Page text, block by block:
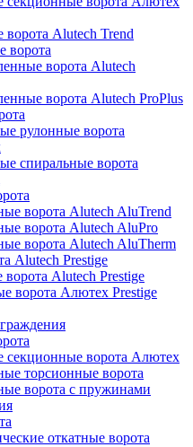
Alutech Trend
ворота
ворота Alutech
ворота Alutech ProPlus
рулонные ворота
спиральные ворота
ворота Alutech AluTrend
ворота Alutech AluPro
ворота Alutech AluTherm
Alutech Prestige
Alutech Prestige
ворота Алютех Prestige
секционные ворота Алютех
торсионные ворота
ворота с пружинами
откатные ворота